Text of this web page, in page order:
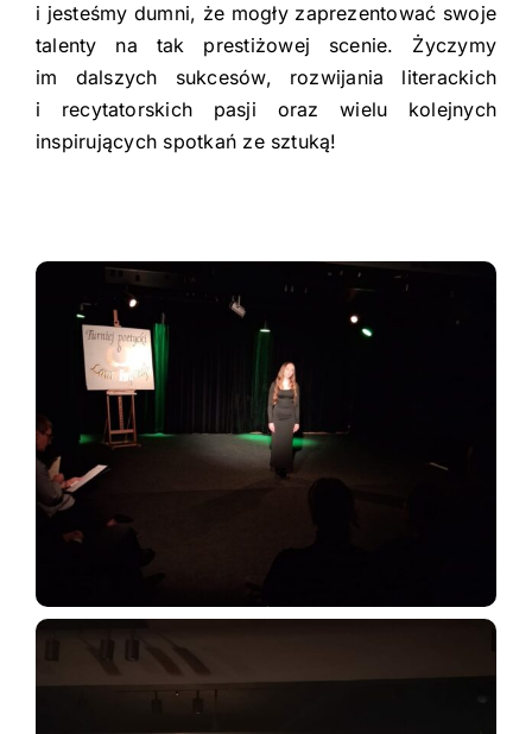
i jesteśmy dumni, że mogły zaprezentować swoje
talenty na tak prestiżowej scenie. Życzymy
im dalszych sukcesów, rozwijania literackich
i recytatorskich pasji oraz wielu kolejnych
inspirujących spotkań ze sztuką!